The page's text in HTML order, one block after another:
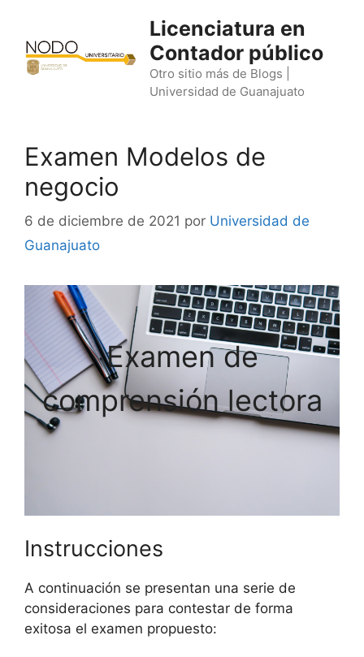
contenido
Licenciatura en
Contador público
Otro sitio más de Blogs |
Universidad de Guanajuato
Examen Modelos de
negocio
6 de diciembre de 2021 por Universidad de
Guanajuato
Examen de
comprensión lectora
Instrucciones
A continuación se presentan una serie de
consideraciones para contestar de forma
exitosa el examen propuesto: